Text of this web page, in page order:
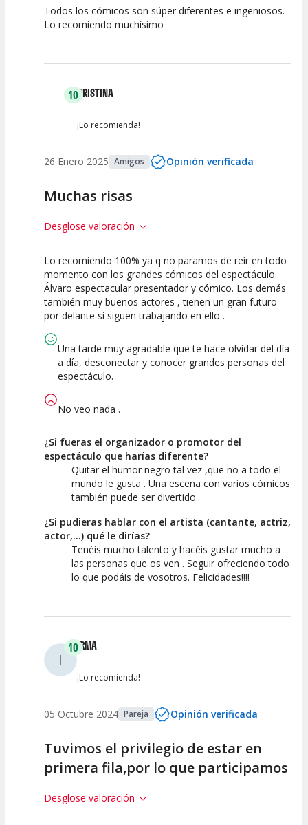
10 10 10
Todos los cómicos son súper diferentes e ingeniosos.
Lo recomiendo muchísimo
10CRISTINA
¡Lo recomienda!
26 Enero 2025 Amigos Opinión verificada
Muchas risas
Desglose valoración
10
Calidad del
Espectáculo
10
Puesta en
Escena
10
Interpretación
artística
Lo recomiendo 100% ya q no paramos de reír en todo
momento con los grandes cómicos del espectáculo.
Álvaro espectacular presentador y cómico. Los demás
también muy buenos actores , tienen un gran futuro
por delante si siguen trabajando en ello .
Una tarde muy agradable que te hace olvidar del día
a día, desconectar y conocer grandes personas del
espectáculo.
No veo nada .
¿Si fueras el organizador o promotor del
espectáculo que harías diferente?
Quitar el humor negro tal vez ,que no a todo el
mundo le gusta . Una escena con varios cómicos
también puede ser divertido.
¿Si pudieras hablar con el artista (cantante, actriz,
actor,...) qué le dirías?
Tenéis mucho talento y hacéis gustar mucho a
las personas que os ven . Seguir ofreciendo todo
lo que podáis de vosotros. Felicidades!!!!
I
10IRMA
¡Lo recomienda!
05 Octubre 2024 Pareja Opinión verificada
Tuvimos el privilegio de estar en
primera fila,por lo que participamos
Desglose valoración